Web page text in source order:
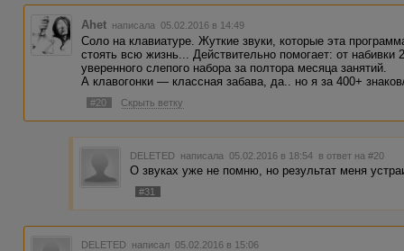
Ahet написала 05.02.2016 в 14:49
Соло на клавиатуре. Жуткие звуки, которые эта
стоять всю жизнь... Действительно помогает: от набивки
уверенного слепого набора за полтора месяца занятий.
А клавогонки — классная забава, да.. но я за 400+
#20 Скрыть ветку
DELETED написала 05.02.2016 в 18:54 в ответ на #20
О звуках уже не помню, но результат меня
#31
DELETED написал 05.02.2016 в 15:06